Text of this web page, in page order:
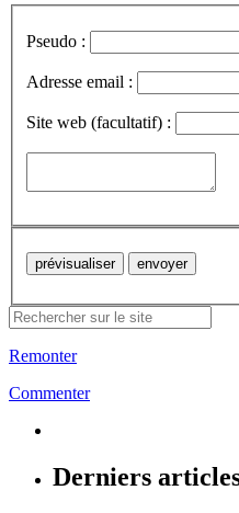
Pseudo :
Adresse email :
Site web (facultatif) :
Remonter
Commenter
Derniers